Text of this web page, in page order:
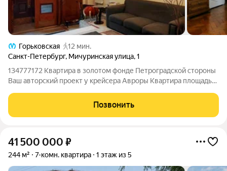
Горьковская
12 мин.
Санкт-Петербург, Мичуринская улица,1
134777172 Квартира в золотом фонде Петроградской стороны
Ваш авторский проект у крейсера Авроры Квартира площадью
интерьера. Две светлые комнаты 20,7 м и 18,5 м позволяют
гибко зонировать
Позвонить
41 500 000 ₽
244 м² 7-комн. квартира 1 этаж из 5